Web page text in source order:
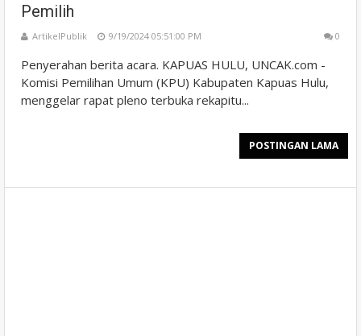
Pemilih
ArtikelPublik 9/19/2024 05:51:00 PM 0
Penyerahan berita acara. KAPUAS HULU, UNCAK.com -
Komisi Pemilihan Umum (KPU) Kabupaten Kapuas Hulu,
menggelar rapat pleno terbuka rekapitu...
POSTINGAN LAMA